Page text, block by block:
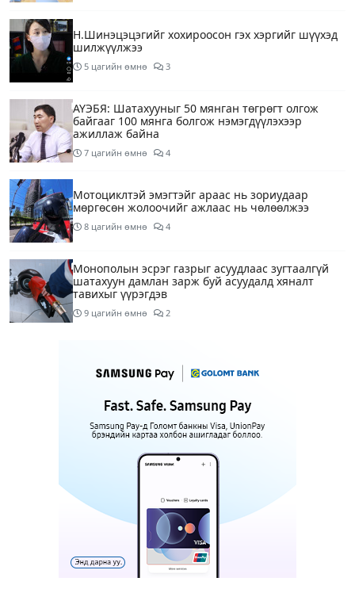
Н.Шинэцэцэгийг хохироосон гэх хэргийг шүүхэд
шилжүүлжээ
5 цагийн өмнө 3
АҮЭБЯ: Шатахууныг 50 мянган төгрөгт олгож
байгааг 100 мянга болгож нэмэгдүүлэхээр
ажиллаж байна
7 цагийн өмнө 4
Мотоциклтэй эмэгтэйг араас нь зориудаар
мөргөсөн жолоочийг ажлаас нь чөлөөлжээ
8 цагийн өмнө 4
Монополын эсрэг газрыг асуудлаас зугтаалгүй
шатахуун дамлан зарж буй асуудалд хяналт
тавихыг үүрэгдэв
9 цагийн өмнө 2
настай охиныг 7 дахь өдрөө хайж байна
АҮЭБЯ: Тэгш, сондгойг мөрдөөгүй 7 ШТС-д
торгууль ногдуулах, тусгай зөвшөөрлийг нь
цуцлах хүртэл арга хэмжээ авахыг сануулав
Боловсролын сайд Л.Энх-Амгалан Pearson
компанийн удирдлагуудтай уулзаж, хамтын
ажиллагааг гүнзгийрүүлэх талаар ярилцжээ